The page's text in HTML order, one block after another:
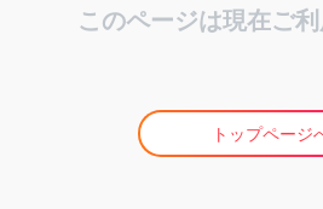
このページは現在ご